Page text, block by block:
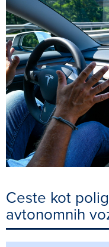
Ceste kot
avtonomnih